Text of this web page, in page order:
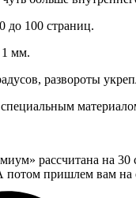
до 100 страниц.
мм.
развороты
рассчитана на
потом пришлем вам на